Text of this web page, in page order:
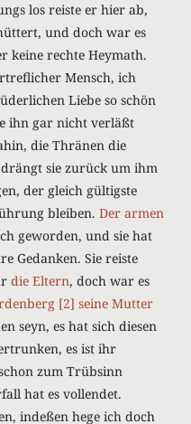
los reiste er hier ab,
und doch war es
keine rechte Heymath.
Mensch, ich
Liebe so schön
ihn gar nicht verläßt
die Thränen die
sie zurück um ihm
der gleich gültigste
bleiben. Der armen
geworden, und sie hat
Gedanken. Sie reiste
die Eltern, doch war es
[2] seine Mutter
seyn, es hat sich diesen
es ist ihr
zum Trübsinn
hat es vollendet.
indeßen hege ich doch